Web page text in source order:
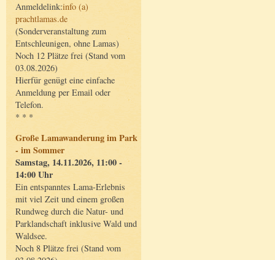
Anmeldelink:info (a)
prachtlamas.de
(Sonderveranstaltung zum
Entschleunigen, ohne Lamas)
Noch 12 Plätze frei (Stand vom
03.08.2026)
Hierfür genügt eine einfache
Anmeldung per Email oder
Telefon.
* * *
Große Lamawanderung im Park
- im Sommer
Samstag, 14.11.2026, 11:00 -
14:00 Uhr
Ein entspanntes Lama-Erlebnis
mit viel Zeit und einem großen
Rundweg durch die Natur- und
Parklandschaft inklusive Wald und
Waldsee.
Noch 8 Plätze frei (Stand vom